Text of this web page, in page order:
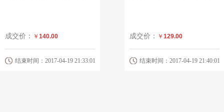
成交价： ￥ 140.00
结束时间：2017-04-19 21:33:01
成交价： ￥ 129.00
结束时间：2017-04-19 21:40:01